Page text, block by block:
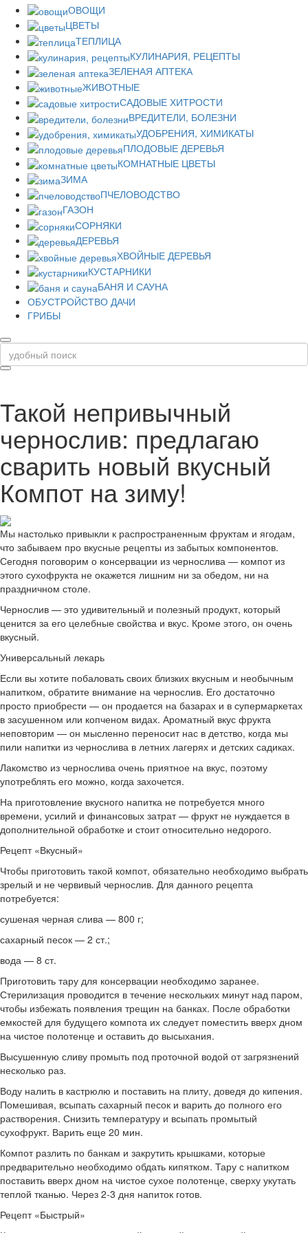
ОВОЩИ
ЦВЕТЫ
ТЕПЛИЦА
КУЛИНАРИЯ, РЕЦЕПТЫ
ЗЕЛЕНАЯ АПТЕКА
ЖИВОТНЫЕ
САДОВЫЕ ХИТРОСТИ
ВРЕДИТЕЛИ, БОЛЕЗНИ
УДОБРЕНИЯ, ХИМИКАТЫ
ПЛОДОВЫЕ ДЕРЕВЬЯ
КОМНАТНЫЕ ЦВЕТЫ
ЗИМА
ПЧЕЛОВОДСТВО
ГАЗОН
СОРНЯКИ
ДЕРЕВЬЯ
ХВОЙНЫЕ ДЕРЕВЬЯ
КУСТАРНИКИ
БАНЯ И САУНА
ОБУСТРОЙСТВО ДАЧИ
ГРИБЫ
Такой непривычный
чернослив: предлагаю
сварить новый вкусный
Компот на зиму!
Мы настолько привыкли к распространенным фруктам и ягодам,
что забываем про вкусные рецепты из забытых компонентов.
Сегодня поговорим о консервации из чернослива — компот из
этого сухофрукта не окажется лишним ни за обедом, ни на
праздничном столе.
Чернослив — это удивительный и полезный продукт, который
ценится за его целебные свойства и вкус. Кроме этого, он очень
вкусный.
Универсальный лекарь
Если вы хотите побаловать своих близких вкусным и необычным
напитком, обратите внимание на чернослив. Его достаточно
просто приобрести — он продается на базарах и в супермаркетах
в засушенном или копченом видах. Ароматный вкус фрукта
неповторим — он мысленно переносит нас в детство, когда мы
пили напитки из чернослива в летних лагерях и детских садиках.
Лакомство из чернослива очень приятное на вкус, поэтому
употреблять его можно, когда захочется.
На приготовление вкусного напитка не потребуется много
времени, усилий и финансовых затрат — фрукт не нуждается в
дополнительной обработке и стоит относительно недорого.
Рецепт «Вкусный»
Чтобы приготовить такой компот, обязательно необходимо выбрать
зрелый и не червивый чернослив. Для данного рецепта
потребуется:
сушеная черная слива — 800 г;
сахарный песок — 2 ст.;
вода — 8 ст.
Приготовить тару для консервации необходимо заранее.
Стерилизация проводится в течение нескольких минут над паром,
чтобы избежать появления трещин на банках. После обработки
емкостей для будущего компота их следует поместить вверх дном
на чистое полотенце и оставить до высыхания.
Высушенную сливу промыть под проточной водой от загрязнений
несколько раз.
Воду налить в кастрюлю и поставить на плиту, доведя до кипения.
Помешивая, всыпать сахарный песок и варить до полного его
растворения. Снизить температуру и всыпать промытый
сухофрукт. Варить еще 20 мин.
Компот разлить по банкам и закрутить крышками, которые
предварительно необходимо обдать кипятком. Тару с напитком
поставить вверх дном на чистое сухое полотенце, сверху укутать
теплой тканью. Через 2-3 дня напиток готов.
Рецепт «Быстрый»